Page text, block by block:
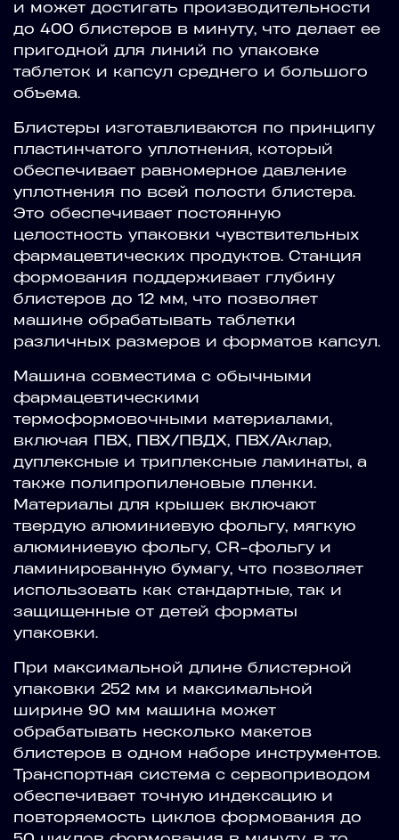
и может достигать производительности
до 400 блистеров в минуту, что делает ее
пригодной для линий по упаковке
таблеток и капсул среднего и большого
объема.
Блистеры изготавливаются по принципу
пластинчатого уплотнения, который
обеспечивает равномерное давление
уплотнения по всей полости блистера.
Это обеспечивает постоянную
целостность упаковки чувствительных
фармацевтических продуктов. Станция
формования поддерживает глубину
блистеров до 12 мм, что позволяет
машине обрабатывать таблетки
различных размеров и форматов капсул.
Машина совместима с обычными
фармацевтическими
термоформовочными материалами,
включая ПВХ, ПВХ/ПВДХ, ПВХ/Аклар,
дуплексные и триплексные ламинаты, а
также полипропиленовые пленки.
Материалы для крышек включают
твердую алюминиевую фольгу, мягкую
алюминиевую фольгу, CR-фольгу и
ламинированную бумагу, что позволяет
использовать как стандартные, так и
защищенные от детей форматы
упаковки.
При максимальной длине блистерной
упаковки 252 мм и максимальной
ширине 90 мм машина может
обрабатывать несколько макетов
блистеров в одном наборе инструментов.
Транспортная система с сервоприводом
обеспечивает точную индексацию и
повторяемость циклов формования до